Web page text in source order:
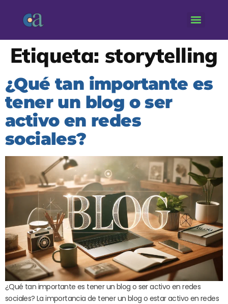
Etiqueta: storytelling
¿Qué tan importante es
tener un blog o ser
activo en redes
sociales?
¿Qué tan importante es tener un blog o ser activo en redes
sociales? La importancia de tener un blog o estar activo en redes